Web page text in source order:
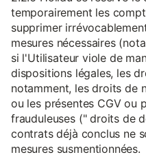
temporairement les
supprimer
mesures nécessaires
si l'Utilisateur viole de
dispositions légales, les
notamment, les droits de
ou les présentes CGV ou
frauduleuses (" droits de
contrats déjà conclus ne
mesures susmentionnées.